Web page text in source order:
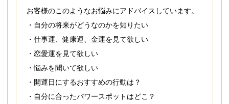
お客様のこのようなお悩みにアドバイスしています。
・自分の将来がどうなのかを知りたい
・仕事運、健康運、金運を見て欲しい
・恋愛運を見て欲しい
・悩みを聞いて欲しい
・開運日にするおすすめの行動は？
・自分に合ったパワースポットはどこ？